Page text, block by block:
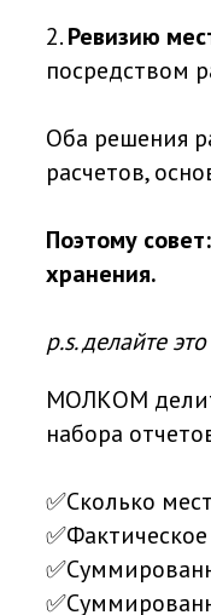
2.Ревизию
посредством
Оба решения
расчетов,
Поэтому
хранения.
p.s. делайте
МОЛКОМ
набора
✅Сколько